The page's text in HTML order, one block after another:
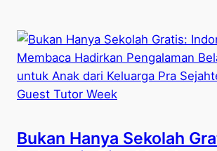
Bukan Hanya Sekolah